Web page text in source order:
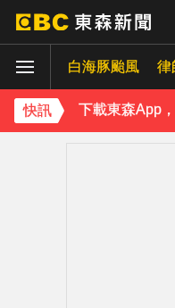
白海豚颱風 律
快訊
下載東森App